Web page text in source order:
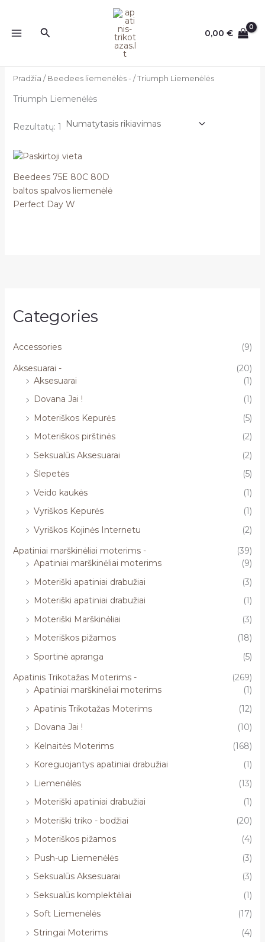
turinio
Paieška 0,00€
Categories
Accessories
(9)
Aksesuarai -
(20)
Aksesuarai
(1)
Dovana Jai !
(1)
Moteriškos Kepurės
(5)
Moteriškos pirštinės
(2)
Seksualūs Aksesuarai
(2)
Šlepetės
(5)
Veido kaukės
(1)
Vyriškos Kepurės
(1)
Vyriškos Kojinės Internetu
(2)
Apatiniai marškinėliai moterims -
(39)
Apatiniai marškinėliai moterims
(9)
Moteriški apatiniai drabužiai
(3)
Moteriški apatiniai drabužiai
(1)
Moteriški Marškinėliai
(3)
Moteriškos pižamos
(18)
Sportinė apranga
(5)
Apatinis Trikotažas Moterims -
(269)
Apatiniai marškinėliai moterims
(1)
Apatinis Trikotažas Moterims
(12)
Dovana Jai !
(10)
Kelnaitės Moterims
(168)
Koreguojantys apatiniai drabužiai
(1)
Liemenėlės
(13)
Moteriški apatiniai drabužiai
(1)
Moteriški triko - bodžiai
(20)
Moteriškos pižamos
(4)
Push-up Liemenėlės
(3)
Seksualūs Aksesuarai
(3)
Seksualūs komplektėliai
(1)
Soft Liemenėlės
(17)
Stringai Moterims
(4)
Pradžia / Beedees liemenėlės - / Triumph Liemenėlės
Triumph Liemenėlės
Rezultatų: 1
Beedees 75E 80C 80D
baltos spalvos liemenėlė
Perfect Day W